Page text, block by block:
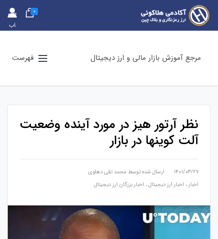
حس
اب
0
مرجع آموزش بازار مالی و ارز دیجیتال فهرست
نظر آرتور هیز در مورد آینده وضعیت
آلت کوینها در بازار
۱۴۰۱/۰۳/۲۷ ارسال شده توسط محمد تقی دهلوی
اخبار ، اخبار ارز دیجیتال، اخبار بزرگان ارز دیجیتال